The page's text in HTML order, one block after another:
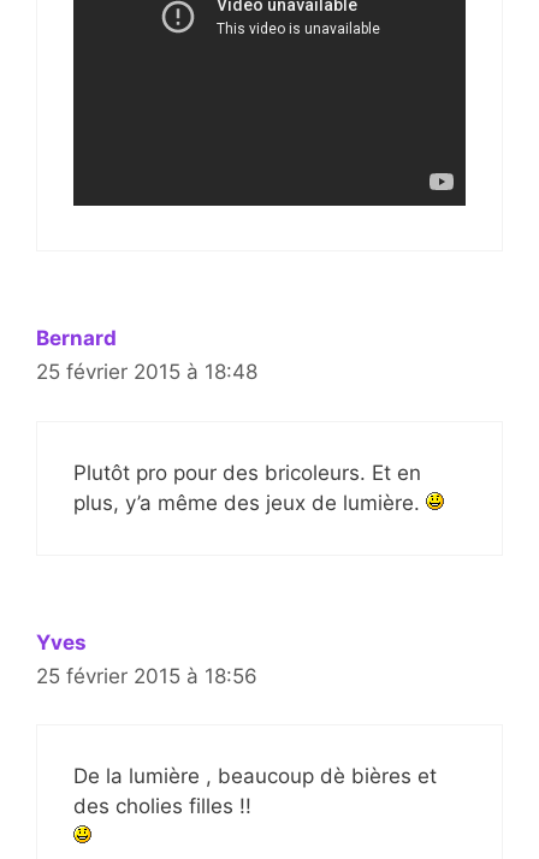
Bernard
25 février 2015 à 18:48
Plutôt pro pour des bricoleurs. Et en
plus, y’a même des jeux de lumière.
Yves
25 février 2015 à 18:56
De la lumière , beaucoup dè bières et
des cholies filles !!